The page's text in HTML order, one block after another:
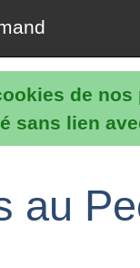
de nos
sans lien
au